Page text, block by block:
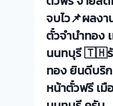
จบไว📌ผลง
ตั๋วจำนำทอง
นนทบุรี 🇹🇭รั
ทอง ยินดีบริก
หน้าตั๋วฟรี เมื